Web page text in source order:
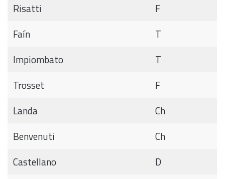
Risatti
F
Faín
T
Impiombato
T
Trosset
F
Landa
Ch
Benvenuti
Ch
Castellano
D